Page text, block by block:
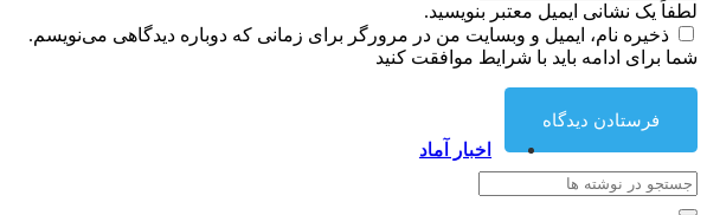
اخبار آماد
لطفاً یک نشانی ایمیل معتبر بنویسید.
ذخیره نام، ایمیل و وبسایت من در مرورگر برای زمانی که دوباره دیدگاهی می‌نویسم.
شما برای ادامه باید با شرایط موافقت کنید
فرستادن دیدگاه